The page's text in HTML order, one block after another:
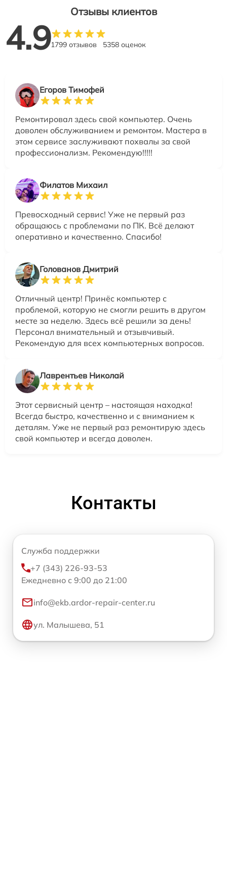
Отзывы клиентов
4.91799 отзывов 5358 оценок
Егоров Тимофей
Ремонтировал здесь свой компьютер. Очень
доволен обслуживанием и ремонтом. Мастера в
этом сервисе заслуживают похвалы за свой
профессионализм. Рекомендую!!!!!
Филатов Михаил
Превосходный сервис! Уже не первый раз
обращаюсь с проблемами по ПК. Всё делают
оперативно и качественно. Спасибо!
Голованов Дмитрий
Отличный центр! Принёс компьютер с
проблемой, которую не смогли решить в другом
месте за неделю. Здесь всё решили за день!
Персонал внимательный и отзывчивый.
Рекомендую для всех компьютерных вопросов.
Лаврентьев Николай
Этот сервисный центр – настоящая находка!
Всегда быстро, качественно и с вниманием к
деталям. Уже не первый раз ремонтирую здесь
свой компьютер и всегда доволен.
Контакты
Служба поддержки
+7 (343) 226-93-53
Ежедневно с 9:00 до 21:00
info@ekb.ardor-repair-center.ru
ул. Малышева, 51